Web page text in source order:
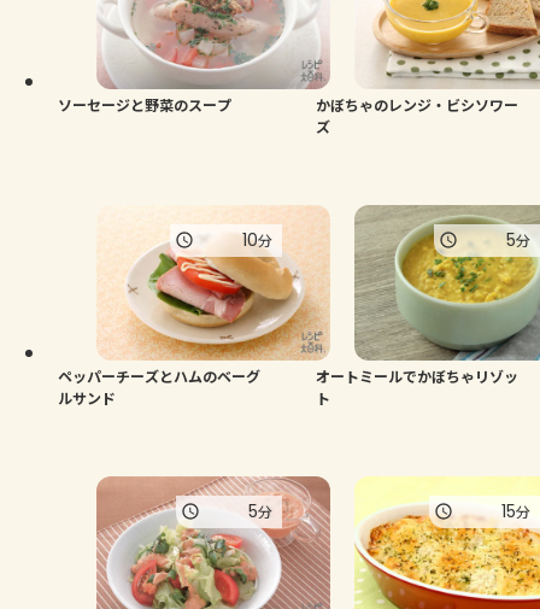
ソーセージと野菜のスープ
かぼちゃのレンジ・ビシソワー
ズ
ペッパーチーズとハムのベーグ
ルサンド
10分
オートミールでかぼちゃリゾッ
ト
5分
5分 15分